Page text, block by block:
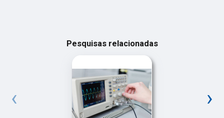
Pesquisas relacionadas
‹ ›